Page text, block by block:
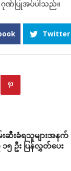
ဂုဏ်ပြုအပ်ပါသည်။
Twitter
းဆီးခံရသူများအနက်
ဦး ပြန်လွှတ်‌ပေး